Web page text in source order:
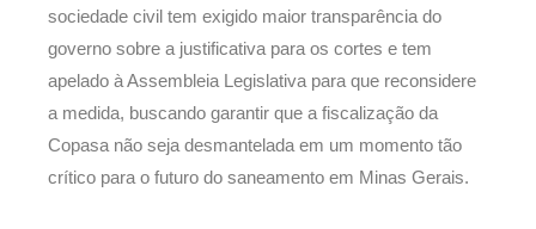
sociedade civil tem exigido maior transparência do
governo sobre a justificativa para os cortes e tem
apelado à Assembleia Legislativa para que reconsidere
a medida, buscando garantir que a fiscalização da
Copasa não seja desmantelada em um momento tão
crítico para o futuro do saneamento em Minas Gerais.